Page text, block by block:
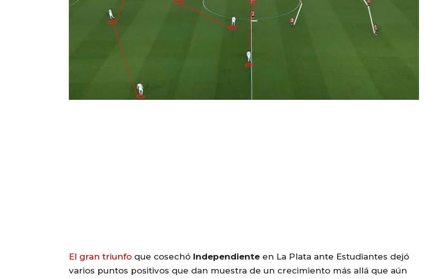
El gran triunfo que cosechó Independiente en La Plata ante Estudiantes dejó
varios puntos positivos que dan muestra de un crecimiento más allá que aún